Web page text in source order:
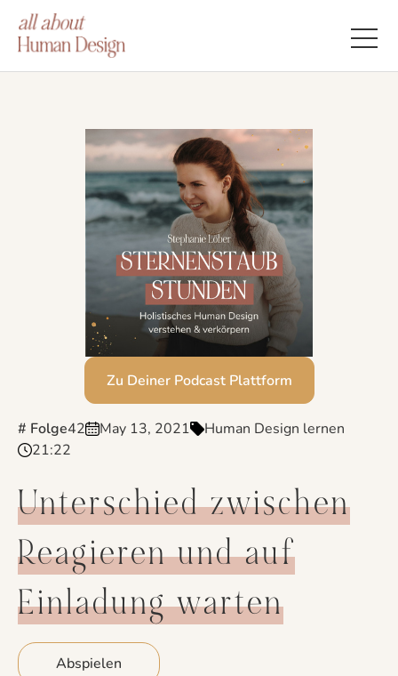
Zu Deiner Podcast Plattform
# Folge42 May 13, 2021
Human Design lernen
21:22
Unterschied zwischen
Reagieren und auf
Einladung warten
Abspielen